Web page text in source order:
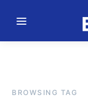
BROWSING TAG